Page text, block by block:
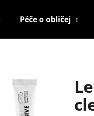
Péče o obličej